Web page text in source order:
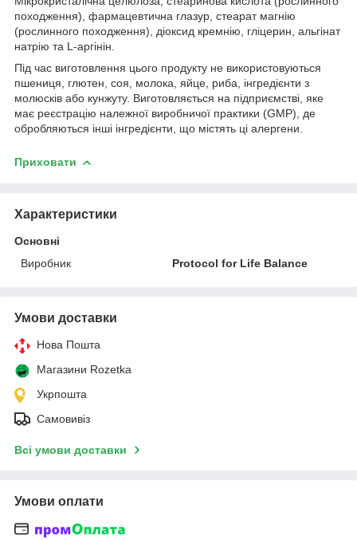
походження), фармацевтична глазур, стеарат магнію
(рослинного походження), діоксид кремнію, гліцерин, альгінат
натрію та L-аргінін.
Під час виготовлення цього продукту не використовуються
пшениця, глютен, соя, молока, яйце, риба, інгредієнти з
молюсків або кунжуту. Виготовляється на підприємстві, яке
має реєстрацію належної виробничої практики (GMP), де
обробляються інші інгредієнти, що містять ці алергени.
Приховати
Характеристики
Основні
Виробник
Protocol for Life Balance
Умови доставки
Нова Пошта
Магазини Rozetka
Укрпошта
Самовивіз
Всі умови доставки
Умови оплати